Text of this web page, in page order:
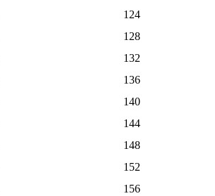
124
128
132
136
140
144
148
152
156